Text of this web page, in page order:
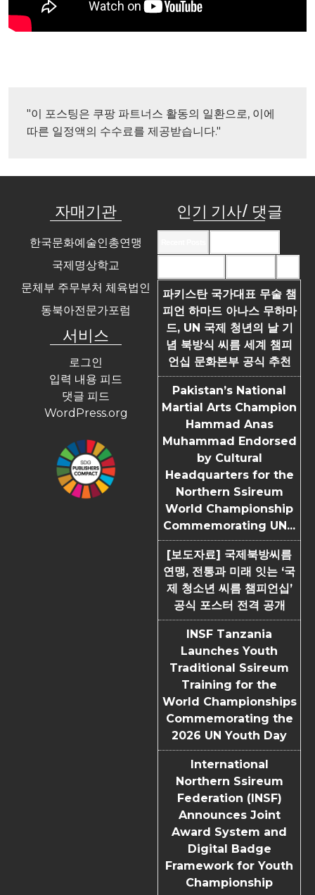
"이 포스팅은 쿠팡 파트너스 활동의 일환으로, 이에
따른 일정액의 수수료를 제공받습니다."
자매기관
한국문화예술인총연맹
국제명상학교
문체부 주무부처 체육법인
동북아전문가포럼
서비스
로그인
입력 내용 피드
댓글 피드
WordPress.org
인기 기사/ 댓글
파키스탄 국가대표 무술 챔
피언 하마드 아나스 무하마
드, UN 국제 청년의 날 기
념 북방식 씨름 세계 챔피
언십 문화본부 공식 추천
Pakistan’s National
Martial Arts Champion
Hammad Anas
Muhammad Endorsed
by Cultural
Headquarters for the
Northern Ssireum
World Championship
Commemorating UN...
[보도자료] 국제북방씨름
연맹, 전통과 미래 잇는 ‘국
제 청소년 씨름 챔피언십’
공식 포스터 전격 공개
INSF Tanzania
Launches Youth
Traditional Ssireum
Training for the
World Championships
Commemorating the
2026 UN Youth Day
International
Northern Ssireum
Federation (INSF)
Announces Joint
Award System and
Digital Badge
Framework for Youth
Championship